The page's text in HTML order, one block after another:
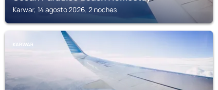
Karwar, 14 agosto 2026, 2 noches
KARWAR